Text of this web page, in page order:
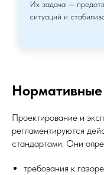
Их задача —
ситуаций и
Нормативные
Проектирование и
регламентируются
стандартами. Они
требования к